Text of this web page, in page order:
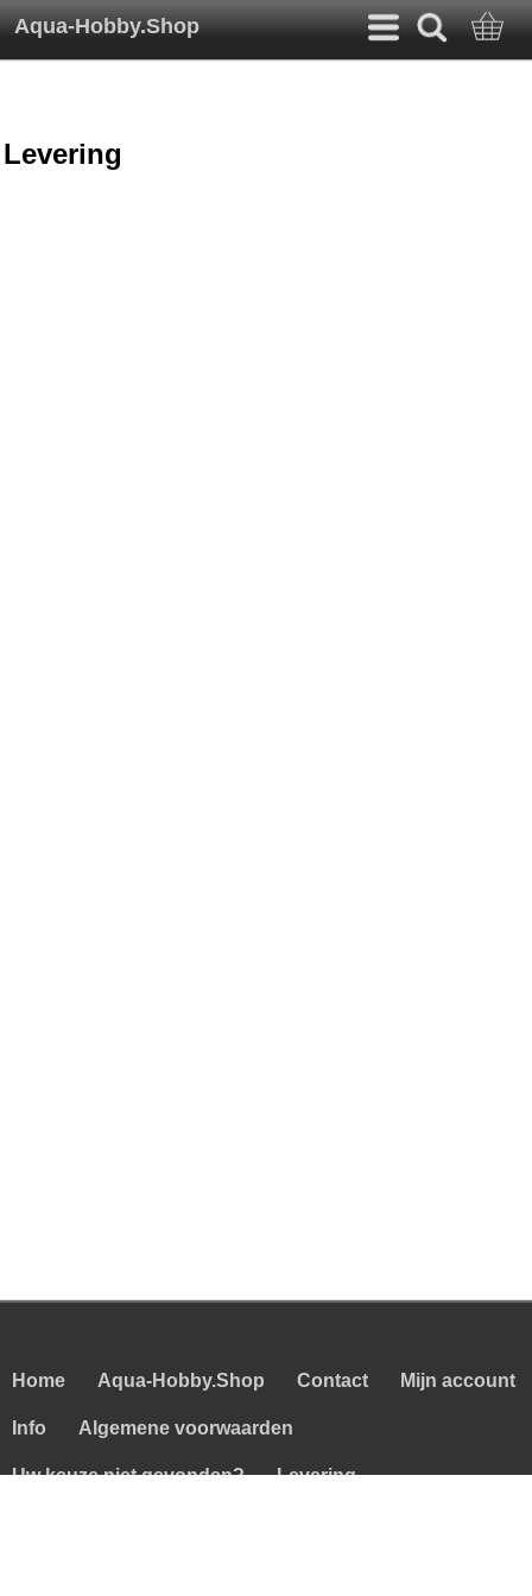
Aqua-Hobby.Shop
Levering
Home Aqua-Hobby.Shop Contact Mijn account
Info Algemene voorwaarden
Uw keuze niet gevonden? Levering